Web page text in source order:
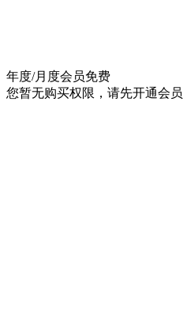
年度/月度会员免费
您暂无购买权限，请先开通会员